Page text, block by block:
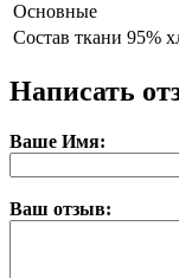
Основные
Состав ткани 95%
Написать
Ваше Имя:
Ваш отзыв: